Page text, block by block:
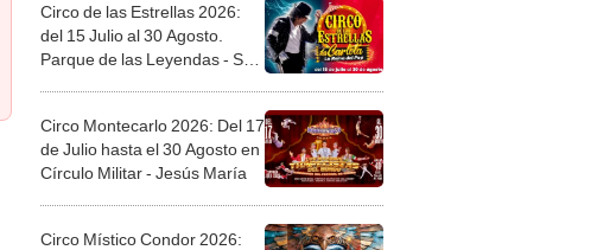
Circo de las Estrellas 2026:
del 15 Julio al 30 Agosto.
Parque de las Leyendas - San
Circo Montecarlo 2026: Del 17
de Julio hasta el 30 Agosto en
Círculo Militar - Jesús María
Circo Místico Condor 2026: